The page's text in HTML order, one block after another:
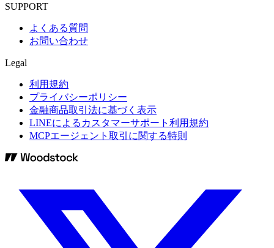
SUPPORT
よくある質問
お問い合わせ
Legal
利用規約
プライバシーポリシー
金融商品取引法に基づく表示
LINEによるカスタマーサポート利用規約
MCPエージェント取引に関する特則